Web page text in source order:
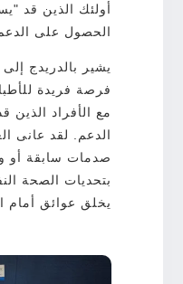
أولئك الذين قد
الحصول على
يشير بالدريدج إلى
فرصة فريدة
مع الأفراد
الدعم. لقد عانى
صدمات سابقة أو
بتحديات الصحة
يخلق عوائق أمام